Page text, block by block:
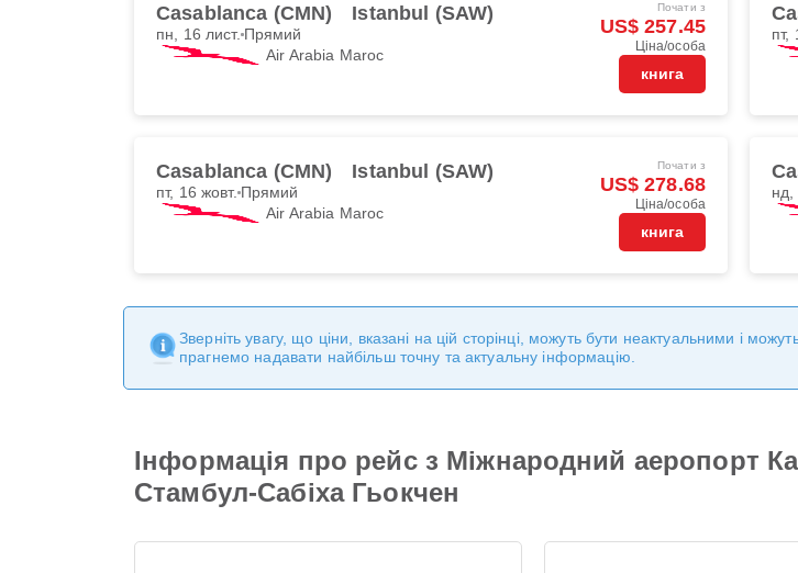
Casablanca (CMN) Istanbul (SAW)
пн, 16 лист. Прямий
Air Arabia Maroc
Почати з
US$ 257.45
Ціна/особа
книга
пт,
Casablanca (CMN) Istanbul (SAW)
пт, 16 жовт. Прямий
Air Arabia Maroc
Почати з
US$ 278.68
Ціна/особа
книга
нд,
Зверніть увагу, що ціни, вказані на цій сторінці, можуть бути неактуальними і
прагнемо надавати найбільш точну та актуальну інформацію.
Інформація про рейс з Міжнародний аеропорт
Стамбул-Сабіха Гьокчен